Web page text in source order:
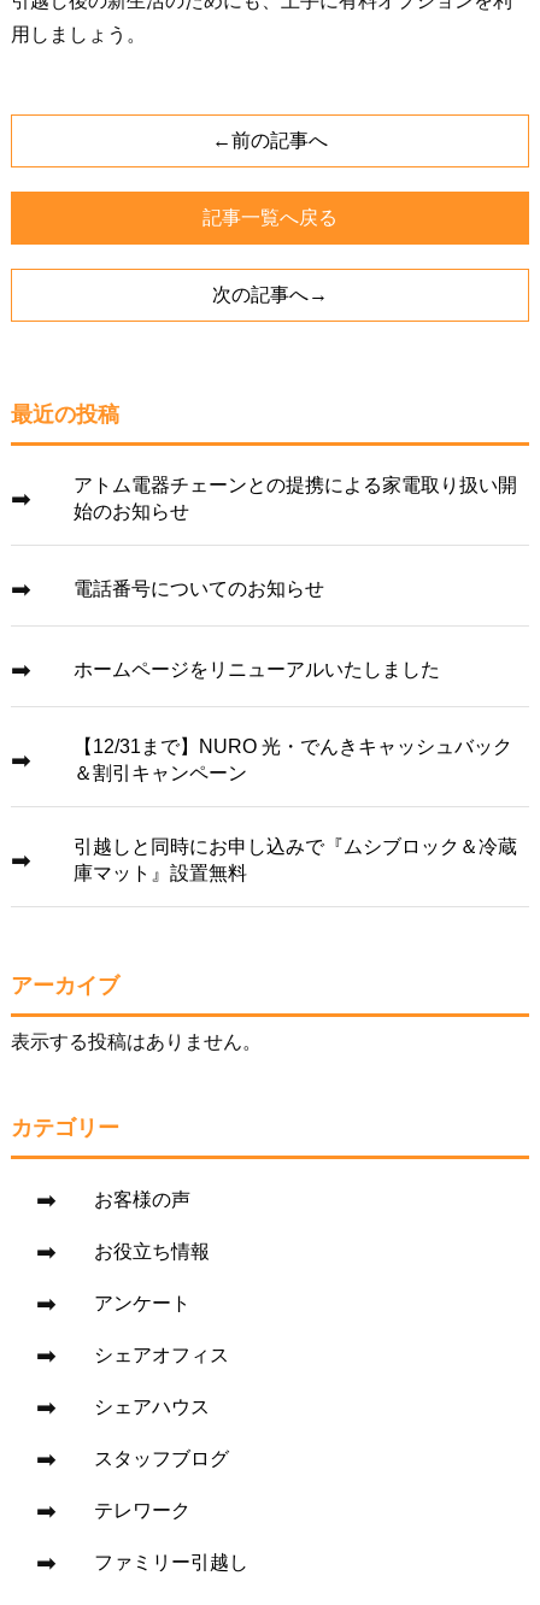
用しましょう。
←前の記事へ
記事一覧へ戻る
次の記事へ→
最近の投稿
アトム電器チェーンとの提携による家電取り扱い開
始のお知らせ
電話番号についてのお知らせ
ホームページをリニューアルいたしました
【12/31まで】NURO 光・でんきキャッシュバック
＆割引キャンペーン
引越しと同時にお申し込みで『ムシブロック＆冷蔵
庫マット』設置無料
アーカイブ
表示する投稿はありません。
カテゴリー
お客様の声
お役立ち情報
アンケート
シェアオフィス
シェアハウス
スタッフブログ
テレワーク
ファミリー引越し